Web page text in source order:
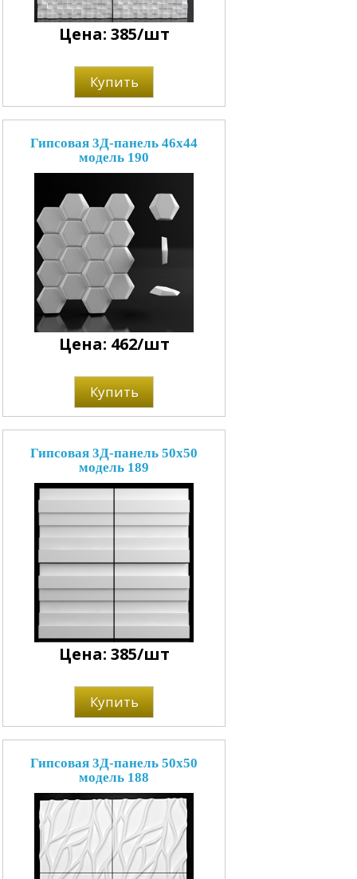
Цена: 385/шт
Купить
Гипсовая 3Д-панель 46x44
модель 190
Цена: 462/шт
Купить
Гипсовая 3Д-панель 50x50
модель 189
Цена: 385/шт
Купить
Гипсовая 3Д-панель 50x50
модель 188